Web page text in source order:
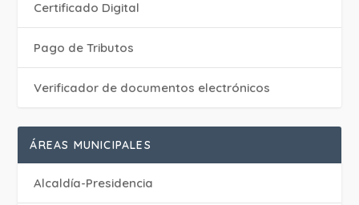
Certificado Digital
Pago de Tributos
Verificador de documentos electrónicos
ÁREAS MUNICIPALES
Alcaldía-Presidencia